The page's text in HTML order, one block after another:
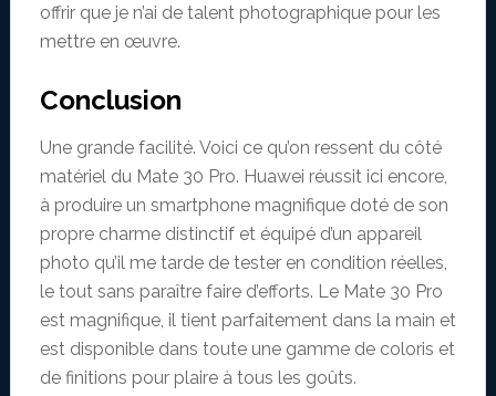
offrir que je n’ai de talent photographique pour les
mettre en œuvre.
Conclusion
Une grande facilité. Voici ce qu’on ressent du côté
matériel du Mate 30 Pro. Huawei réussit ici encore,
à produire un smartphone magnifique doté de son
propre charme distinctif et équipé d’un appareil
photo qu’il me tarde de tester en condition réelles,
le tout sans paraître faire d’efforts. Le Mate 30 Pro
est magnifique, il tient parfaitement dans la main et
est disponible dans toute une gamme de coloris et
de finitions pour plaire à tous les goûts.